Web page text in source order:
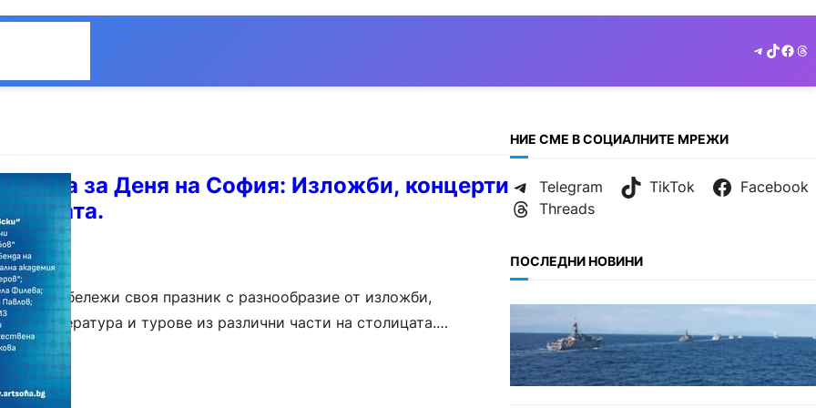
Telegram
TikTok
за Деня на София: Изложби, концерти
ще отбележи своя празник с разнообразие от изложби,
литература и турове из различни части на столицата.
включва около 50 събития за…
НИЕ СМЕ В СОЦИАЛНИТЕ МРЕЖИ
Telegram TikTok
Facebook
Threads
ПОСЛЕДНИ НОВИНИ
Нов минен ловец за
българския флот пристига до
края на годината